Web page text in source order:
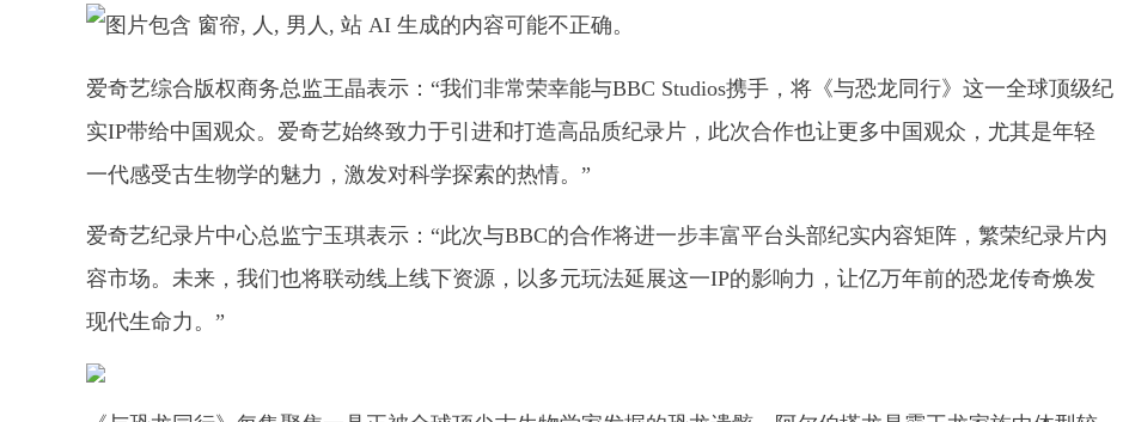
爱奇艺综合版权商务总监王晶表示：“我们非常荣幸能与BBC Studios携手，将《与恐龙同行》这一全球顶级纪
实IP带给中国观众。爱奇艺始终致力于引进和打造高品质纪录片，此次合作也让更多中国观众，尤其是年轻
一代感受古生物学的魅力，激发对科学探索的热情。”
爱奇艺纪录片中心总监宁玉琪表示：“此次与BBC的合作将进一步丰富平台头部纪实内容矩阵，繁荣纪录片内
容市场。未来，我们也将联动线上线下资源，以多元玩法延展这一IP的影响力，让亿万年前的恐龙传奇焕发
现代生命力。”